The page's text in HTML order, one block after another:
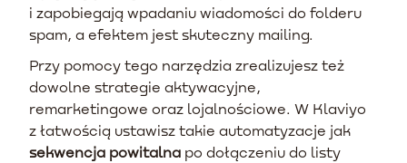
i zapobiegają wpadaniu wiadomości do folderu
spam, a efektem jest skuteczny mailing.
Przy pomocy tego narzędzia zrealizujesz też
dowolne strategie aktywacyjne,
remarketingowe oraz lojalnościowe. W Klaviyo
z łatwością ustawisz takie automatyzacje jak
sekwencja powitalna po dołączeniu do listy